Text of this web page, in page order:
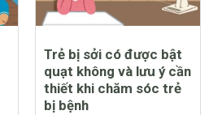
Trẻ bị sởi có được bật
quạt không và lưu ý cần
thiết khi chăm sóc trẻ
bị bệnh